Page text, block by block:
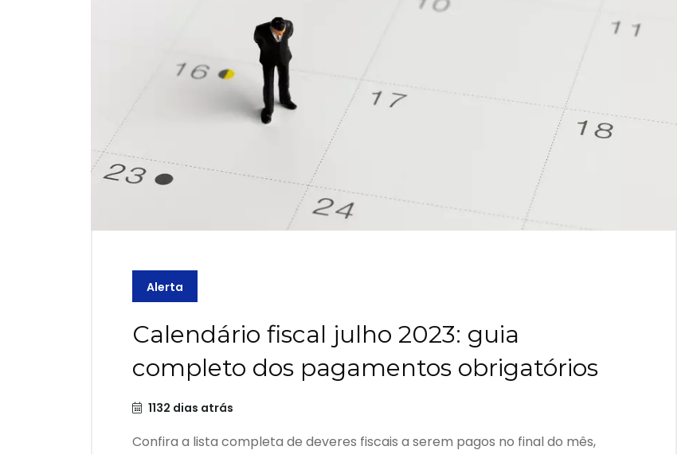
Alerta
Calendário fiscal julho 2023: guia
completo dos pagamentos obrigatórios
1132 dias atrás
Confira a lista completa de deveres fiscais a serem pagos no final do mês,